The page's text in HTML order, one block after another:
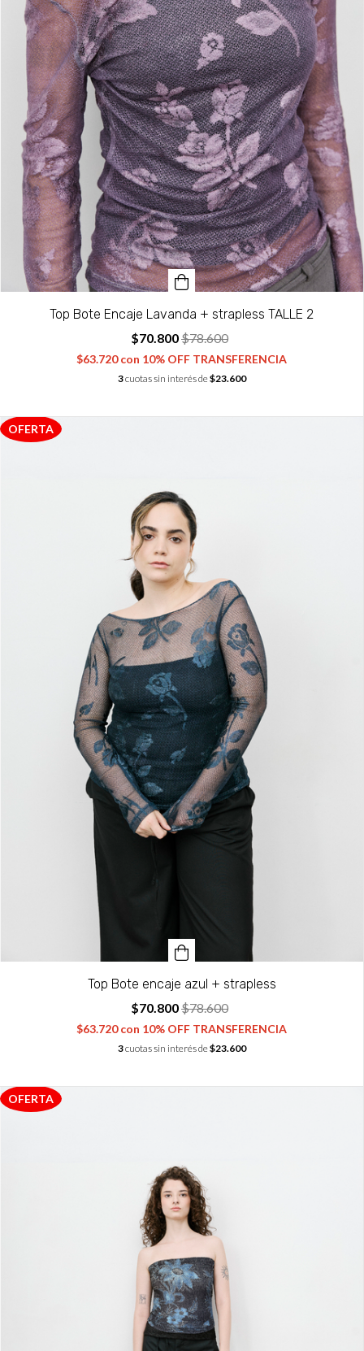
Top Bote Encaje Lavanda + strapless TALLE 2
$70.800$78.600
$63.720con 10% OFF TRANSFERENCIA
3cuotas sin interés de$23.600
Top Bote encaje azul + strapless
$70.800$78.600
$63.720con 10% OFF TRANSFERENCIA
3cuotas sin interés de$23.600